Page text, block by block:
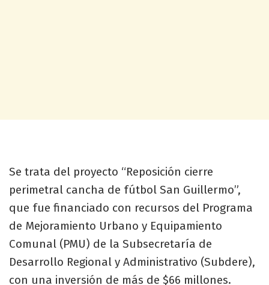
Se trata del proyecto “Reposición cierre
perimetral cancha de fútbol San Guillermo”,
que fue financiado con recursos del Programa
de Mejoramiento Urbano y Equipamiento
Comunal (PMU) de la Subsecretaría de
Desarrollo Regional y Administrativo (Subdere),
con una inversión de más de $66 millones.